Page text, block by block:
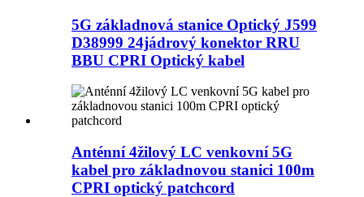
5G základnová stanice Optický J599
D38999 24jádrový konektor RRU
BBU CPRI Optický kabel
Anténní 4žilový LC venkovní 5G
kabel pro základnovou stanici 100m
CPRI optický patchcord